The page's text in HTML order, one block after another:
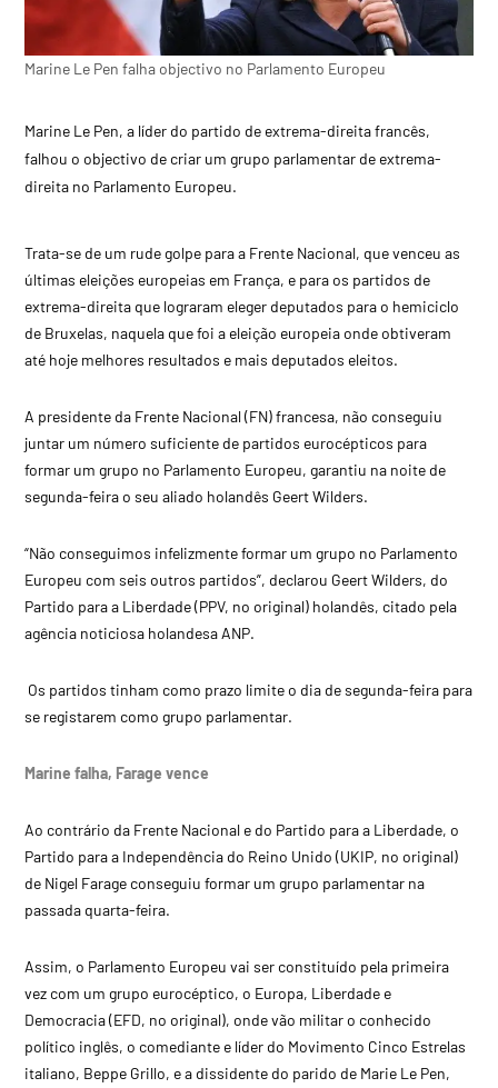
Marine Le Pen falha objectivo no Parlamento Europeu
Marine Le Pen, a líder do partido de extrema-direita francês,
falhou o objectivo de criar um grupo parlamentar de extrema-
direita no Parlamento Europeu.
Trata-se de um rude golpe para a Frente Nacional, que venceu as
últimas eleições europeias em França, e para os partidos de
extrema-direita que lograram eleger deputados para o hemiciclo
de Bruxelas, naquela que foi a eleição europeia onde obtiveram
até hoje melhores resultados e mais deputados eleitos.
A presidente da Frente Nacional (FN) francesa, não conseguiu
juntar um número suficiente de partidos eurocépticos para
formar um grupo no Parlamento Europeu, garantiu na noite de
segunda-feira o seu aliado holandês Geert Wilders.
“Não conseguimos infelizmente formar um grupo no Parlamento
Europeu com seis outros partidos”, declarou Geert Wilders, do
Partido para a Liberdade (PPV, no original) holandês, citado pela
agência noticiosa holandesa ANP.
Os partidos tinham como prazo limite o dia de segunda-feira para
se registarem como grupo parlamentar.
Marine falha, Farage vence
Ao contrário da Frente Nacional e do Partido para a Liberdade, o
Partido para a Independência do Reino Unido (UKIP, no original)
de Nigel Farage conseguiu formar um grupo parlamentar na
passada quarta-feira.
Assim, o Parlamento Europeu vai ser constituído pela primeira
vez com um grupo eurocéptico, o Europa, Liberdade e
Democracia (EFD, no original), onde vão militar o conhecido
político inglês, o comediante e líder do Movimento Cinco Estrelas
italiano, Beppe Grillo, e a dissidente do parido de Marie Le Pen,